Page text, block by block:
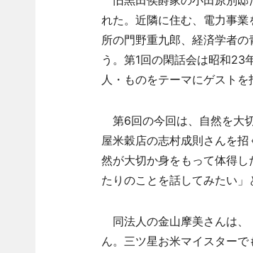
れた。近隣に住む、電力事
所の門野重九郎、経済学者
う。第1回の閑話会は昭和23
人・ものをテーマにゲストを
第6回の今回は、自然を大
屋米穀店の志村成則さんを
然が大切か身をもって体得
たりのことを話してみたい」
同法人の金山摩美さんは、
ん。三ツ星お米マイスター